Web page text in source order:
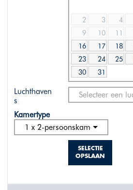
2
3 4
9
10 11
16
17 18
23
24 25
30
31
Luchthaven
s
Selecteer een
Kamertype
1 x 2-persoonskamer classic
SELECTIE
OPSLAAN